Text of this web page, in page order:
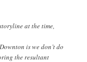
at the time,
is we don’t do
the resultant